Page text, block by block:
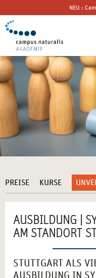
NEU :
PREISE KURSE
AUSBILDUNG |
AM STANDORT
STUTTGART ALS
AUSBILDUNG IN